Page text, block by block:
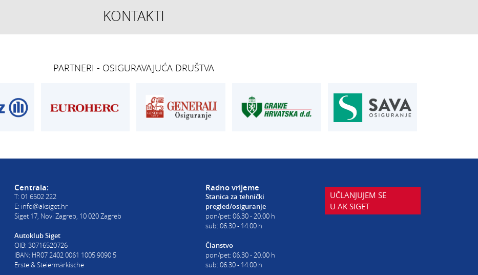
KONTAKTI
T:01 6502 277
01 6502 265
E:registracija@aksiget.hr
E:homologacija@aksiget.hr
T:01 6502 292
T:01 6502 254
PARTNERI - OSIGURAVAJUĆA DRUŠTVA
UČLANJUJEM SE
U AK SIGET
Centrala:
T: 01 6502 222
E: info@aksiget.hr
Siget 17, Novi Zagreb, 10 020 Zagreb
Autoklub Siget
OIB: 30716520726
IBAN: HR07 2402 0061 1005 9090 5
Erste & Steiermärkische
Radno vrijeme
Stanica za tehnički
pregled/osiguranje
pon/pet: 06.30 - 20.00 h
sub: 06.30 - 14.00 h
Članstvo
pon/pet: 06.30 - 20.00 h
sub: 06.30 - 14.00 h